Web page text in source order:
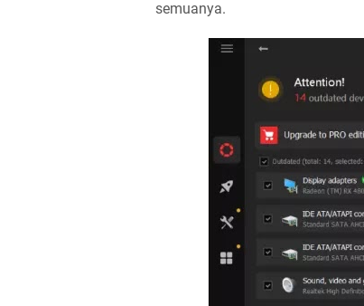
semuanya.